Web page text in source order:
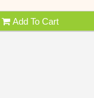
Add To Cart